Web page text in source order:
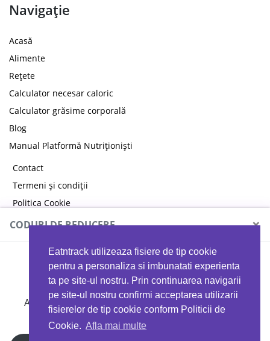
Eatntrack utilizeaza fisiere de tip cookie
pentru a personaliza si imbunatati experienta
ta pe site-ul nostru. Prin continuarea navigarii
pe site-ul nostru confirmi acceptarea utilizarii
fisierelor de tip cookie conform Politicii de
Cookie. Afla mai multe
Navigație
Acasă
Alimente
Rețete
Calculator necesar caloric
Calculator grăsime corporală
Blog
Manual Platformă Nutriționiști
Contact
Termeni și condiții
Politica Cookie
Politica de confidențialitate
CODURI DE REDUCERE ×
MYPROTEIN
Ai 40%reducere la orice comandă folosind codul
EATTRACK